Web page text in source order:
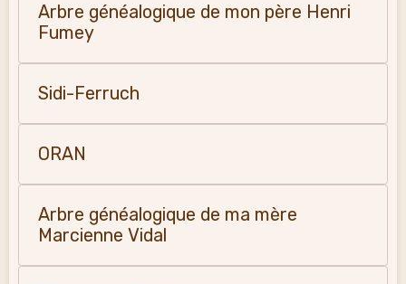
Arbre généalogique de mon père Henri
Fumey
Sidi-Ferruch
ORAN
Arbre généalogique de ma mère
Marcienne Vidal